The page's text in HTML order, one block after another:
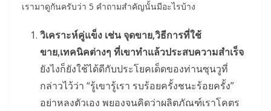
เรามาดูกันครับว่า 5 คำถามสำคัญนั้นมีอะไรบ้าง
วิเคราะห์คู่แข็ง เช่น จุดขาย,วิธีการที่ใช้
ขาย,เทคนิคต่างๆ ที่เขาทำแล้วประสบความสำเร็จ
ยังไงก็ยังใช้ได้ดีกับประโยคเด็ดของท่านซุนวูที่
กล่าวไว้ว่า “รู้เขารู้เรา รบร้อยครั้งชนะร้อยครั้ง”
อย่าหลงตัวเอง พยองจนคิดว่าผลิตภัณฑ์เราโคตร